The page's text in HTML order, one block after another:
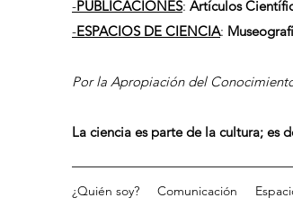
-PUBLICACIONES: Artículos
-ESPACIOS DE CIENCIA:
Por la Apropiación del
La ciencia es parte de la cultura; es
¿Quién soy? Comunicación